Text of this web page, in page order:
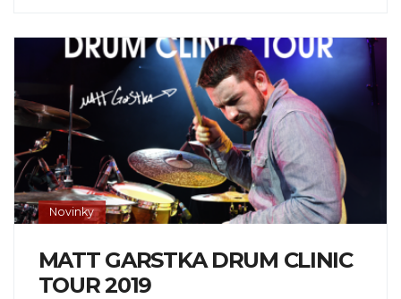
Novinky
MATT GARSTKA DRUM CLINIC
TOUR 2019